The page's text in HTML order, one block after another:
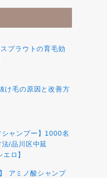
プラウトの育毛効
け毛の原因と改善方
シャンプー】1000名
/品川区中延
ロ】
アミノ酸シャンプ